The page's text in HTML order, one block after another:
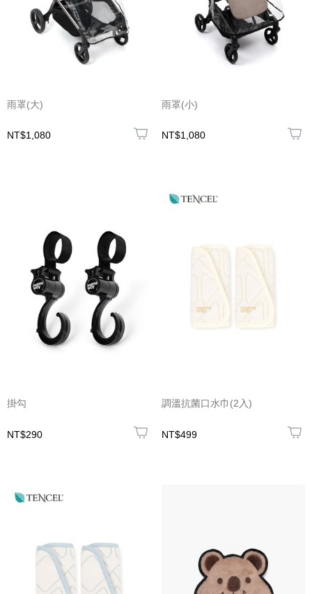
雨罩(大)
NT$1,080
雨罩(小)
NT$1,080
掛勾
NT$290
調溫抗菌口水巾(2入)
NT$499